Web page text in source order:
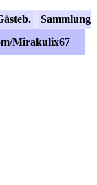
Sammlung
Mirakulix67